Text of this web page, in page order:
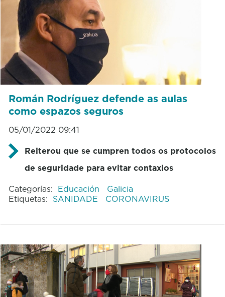
Román Rodríguez defende as aulas
como espazos seguros
05/01/2022 09:41
Reiterou que se cumpren todos os protocolos
de seguridade para evitar contaxios
Categorías: Educación
Galicia
Etiquetas: SANIDADE CORONAVIRUS